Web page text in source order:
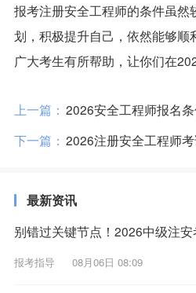
报考注册安全工程师的条件虽然
划，积极提升自己，依然能够顺
广大考生有所帮助，让你们在
上一篇： 2026安全工程师报名
下一篇： 2026注册安全工程师
最新资讯
别错过关键节点！2026中级注
报考指导 08月06日 08:09